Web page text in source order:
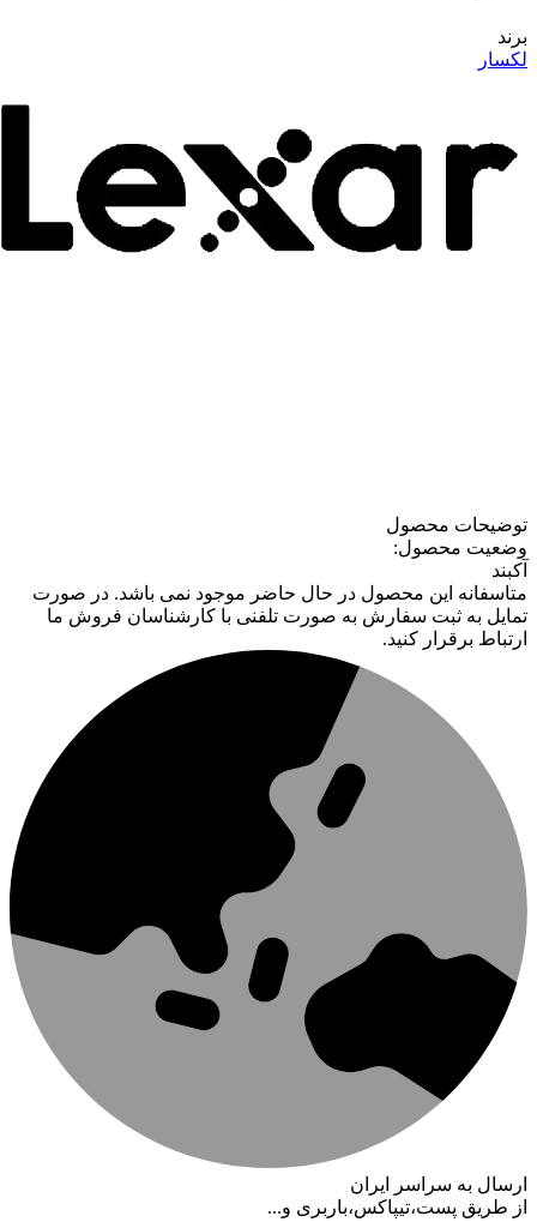
برند
لکسار
توضیحات محصول
وضعیت محصول:
آکبند
متاسفانه این محصول در حال حاضر موجود نمی باشد. در صورت
تمایل به ثبت سفارش به صورت تلفنی با کارشناسان فروش ما
ارتباط برقرار کنید.
ارسال به سراسر ایران
از طریق پست،تیپاکس،باربری و...